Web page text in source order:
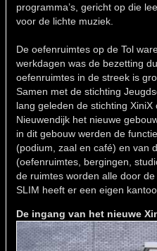
programma’s, gericht op die
voor de lichte muziek.
De oefenruimtes op de Tol
werkdagen was de bezetting
oefenruimtes in de streek is
Samen met de stichting
lang geleden de stichting XiniX
Nieuwendijk het nieuwe
in dit gebouw werden de
(podium, zaal en café) en van
(oefenruimtes, bergingen,
de ruimtes worden alle door
SLIM heeft er een eigen
De ingang van het nieuwe